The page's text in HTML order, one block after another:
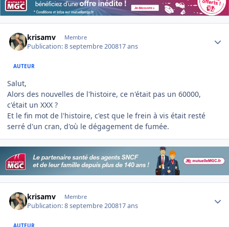
krisamv Membre
Publication:8 septembre 200817 ans
AUTEUR
Salut,
Alors des nouvelles de l'histoire, ce n'était pas un 60000,
c'était un XXX ?
Et le fin mot de l'histoire, c'est que le frein à vis était resté
serré d'un cran, d'où le dégagement de fumée.
krisamv Membre
Publication:8 septembre 200817 ans
AUTEUR